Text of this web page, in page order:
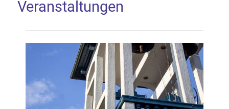
Google Map laden
Mit dem Laden der Karte akzeptieren Sie, dass die
Anwendung Google Maps beim Aktivieren von
Inhalten Cookies auf Ihrem Gerät setzt, z.B. zwecks
Reichweitenmessung und profilbasierter Werbung.
Veranstaltungen